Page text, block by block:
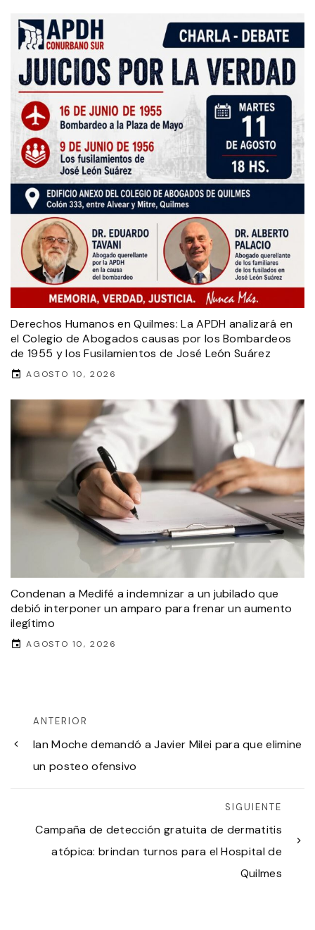
Derechos Humanos en Quilmes: La APDH analizará en
el Colegio de Abogados causas por los Bombardeos
de 1955 y los Fusilamientos de José León Suárez
AGOSTO 10, 2026
Condenan a Medifé a indemnizar a un jubilado que
debió interponer un amparo para frenar un aumento
ilegítimo
AGOSTO 10, 2026
ANTERIOR
Ian Moche demandó a Javier Milei para que elimine
un posteo ofensivo
SIGUIENTE
Campaña de detección gratuita de dermatitis
atópica: brindan turnos para el Hospital de
Quilmes